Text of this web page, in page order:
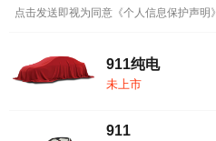
点击发送即视为同意《个人信息保护声明》
911纯电
未上市
911